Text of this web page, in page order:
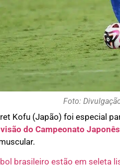
Foto:
Kofu (Japão) foi especial
do Campeonato Japonês
brasileiro estão em seleta